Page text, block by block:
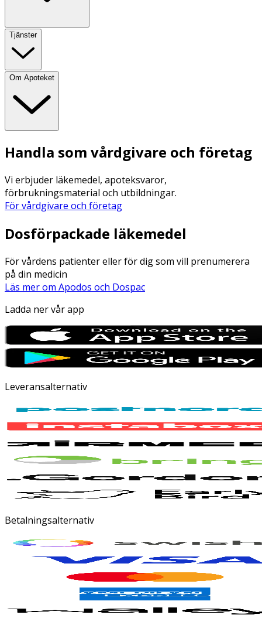
Tjänster
Om Apoteket
Handla som vårdgivare och företag
Vi erbjuder läkemedel, apoteksvaror,
förbrukningsmaterial och utbildningar.
För vårdgivare och företag
Dosförpackade läkemedel
För vårdens patienter eller för dig som vill prenumerera
på din medicin
Läs mer om Apodos och Dospac
Ladda ner vår app
Leveransalternativ
Betalningsalternativ